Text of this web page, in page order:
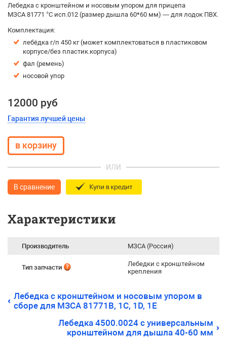
Лебедка с кронштейном и носовым упором для прицепа
МЗСА 81771 °C исп.012 (размер дышла 60*60 мм) — для лодок ПВХ.
Комплектация:
лебёдка г/п 450 кг (может комплектоваться в пластиковом
корпусе/без пластик.корпуса)
фал (ремень)
носовой упор
12000 руб
Гарантия лучшей цены
ИЛИ
В сравнение
Характеристики
Производитель МЗСА (Россия)
Тип запчасти
Лебедки с кронштейном
крепления
Лебедка с кронштейном и носовым упором в
сборе для МЗСА 81771B, 1С, 1D, 1E
Лебедка 4500.0024 с универсальным
кронштейном для дышла 40-60 мм